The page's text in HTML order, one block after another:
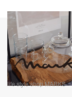
life style shop MARKS